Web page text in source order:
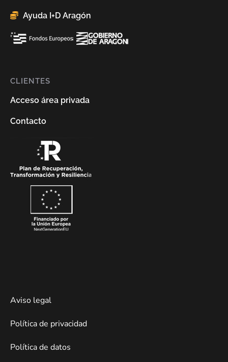
Ayuda I+D Aragón
CLIENTES
Acceso área privada
Contacto
Aviso legal
Política de privacidad
Política de datos